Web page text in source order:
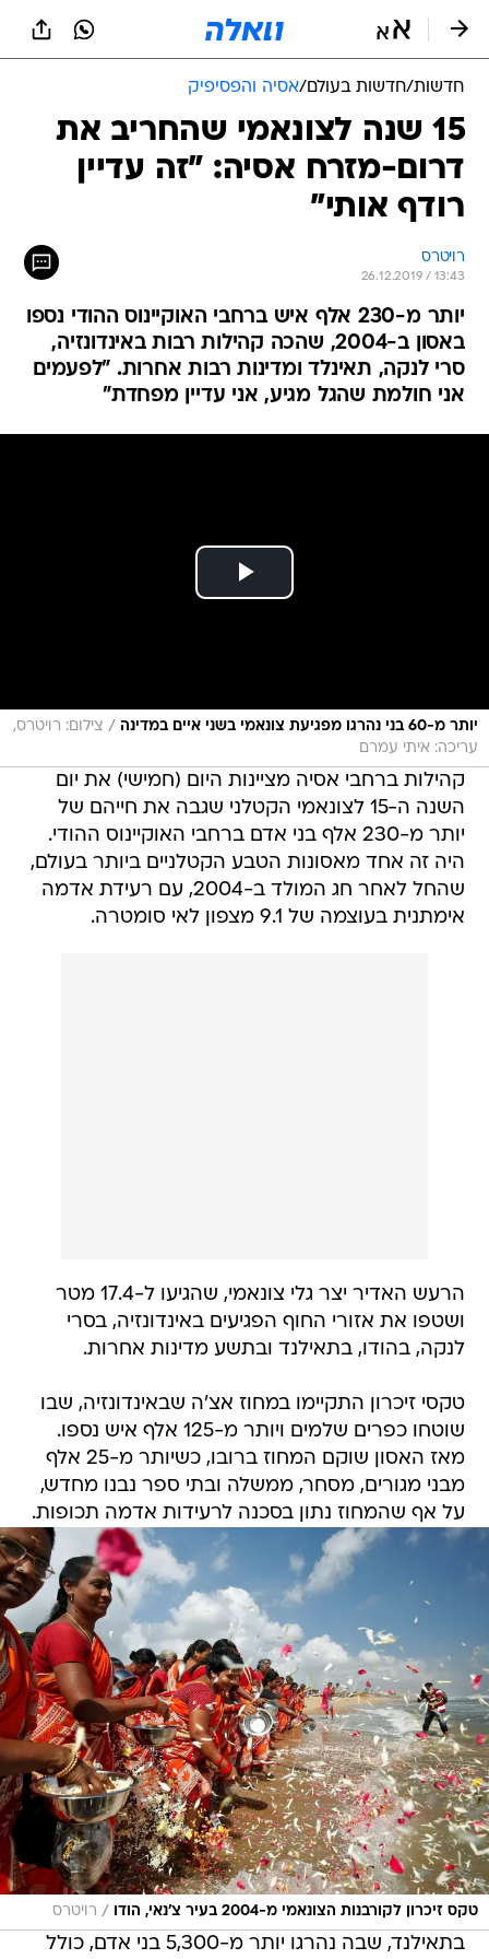
חדשות/חדשות בעולם/אסיה והפסיפיק
15 שנה לצונאמי שהחריב את
דרום-מזרח אסיה: "זה עדיין
רודף אותי"
רויטרס
26.12.2019 / 13:43
יותר מ-230 אלף איש ברחבי האוקיינוס ההודי נספו
באסון ב-2004, שהכה קהילות רבות באינדונזיה,
סרי לנקה, תאינלד ומדינות רבות אחרות. "לפעמים
אני חולמת שהגל מגיע, אני עדיין מפחדת"
יותר מ-60 בני נהרגו מפגיעת צונאמי בשני איים במדינה / צילום: רויטרס,
עריכה: איתי עמרם
קהילות ברחבי אסיה מציינות היום (חמישי) את יום
השנה ה-15 לצונאמי הקטלני שגבה את חייהם של
יותר מ-230 אלף בני אדם ברחבי האוקיינוס ההודי.
היה זה אחד מאסונות הטבע הקטלניים ביותר בעולם,
שהחל לאחר חג המולד ב-2004, עם רעידת אדמה
אימתנית בעוצמה של 9.1 מצפון לאי סומטרה.
הרעש האדיר יצר גלי צונאמי, שהגיעו ל-17.4 מטר
ושטפו את אזורי החוף הפגיעים באינדונזיה, בסרי
לנקה, בהודו, בתאילנד ובתשע מדינות אחרות.
טקסי זיכרון התקיימו במחוז אצ'ה שבאינדונזיה, שבו
שוטחו כפרים שלמים ויותר מ-125 אלף איש נספו.
מאז האסון שוקם המחוז ברובו, כשיותר מ-25 אלף
מבני מגורים, מסחר, ממשלה ובתי ספר נבנו מחדש,
על אף שהמחוז נתון בסכנה לרעידות אדמה תכופות.
טקס זיכרון לקורבנות הצונאמי מ-2004 בעיר צ'נאי, הודו / רויטרס
בתאילנד, שבה נהרגו יותר מ-5,300 בני אדם, כולל